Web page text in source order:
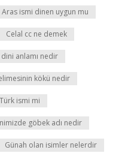
Aras ismi dinen uygun mu
Celal cc ne demek
dini anlamı nedir
kökü nedir
ismi mi
göbek adı nedir
Günah olan isimler nelerdir